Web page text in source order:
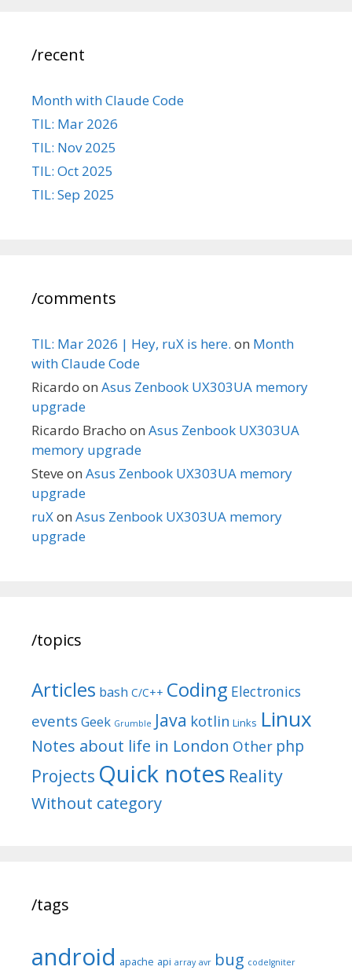
/recent
Month with Claude Code
TIL: Mar 2026
TIL: Nov 2025
TIL: Oct 2025
TIL: Sep 2025
/comments
TIL: Mar 2026 | Hey, ruX is here. on Month
with Claude Code
Ricardo on Asus Zenbook UX303UA memory
upgrade
Ricardo Bracho on Asus Zenbook UX303UA
memory upgrade
Steve on Asus Zenbook UX303UA memory
upgrade
ruXon Asus Zenbook UX303UA memory
upgrade
/topics
Articles bash C/C++ Coding Electronics
events Geek Grumble Java kotlin Links Linux
Notes about life in London Other php
Projects Quick notes Reality
Without category
/tags
android apache api array avr bug codeIgniter